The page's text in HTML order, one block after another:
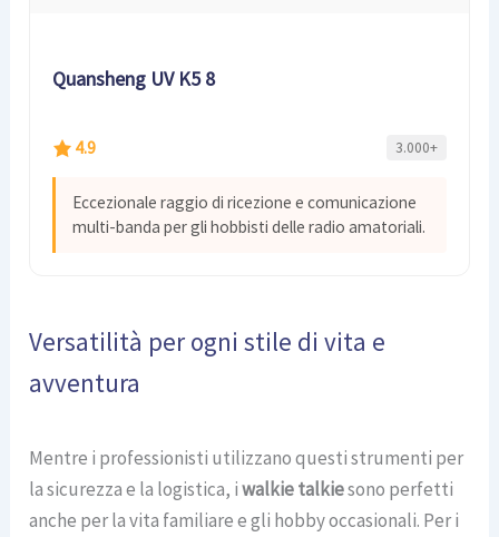
Quansheng UV K5 8
4.9 3.000+
Eccezionale raggio di ricezione e comunicazione
multi-banda per gli hobbisti delle radio amatoriali.
Versatilità per ogni stile di vita e
avventura
Mentre i professionisti utilizzano questi strumenti per
la sicurezza e la logistica, iwalkie talkiesono perfetti
anche per la vita familiare e gli hobby occasionali. Per i